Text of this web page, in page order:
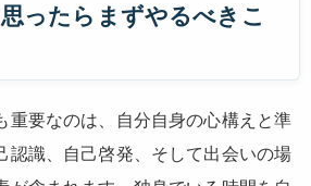
ったらまずやるべきこ
重要なのは、自分自身の心構えと準
認識、自己啓発、そして出会いの場